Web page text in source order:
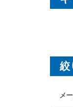
絞
メ